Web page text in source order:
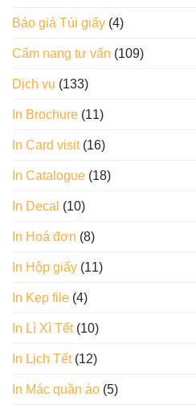
Báo giá Túi giấy (4)
Cẩm nang tư vấn (109)
Dịch vụ (133)
In Brochure (11)
In Card visit(16)
In Catalogue (18)
In Decal (10)
In Hoá đơn (8)
In Hộp giấy (11)
In Kẹp file (4)
In Lì Xì Tết(10)
In Lịch Tết(12)
In Mác quần áo (5)